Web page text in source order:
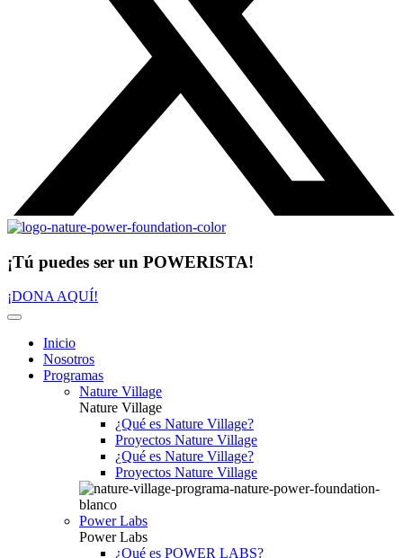
¡Tú puedes ser un POWERISTA!
¡DONA AQUÍ!
Inicio
Nosotros
Programas
Nature Village
Nature Village
¿Qué es Nature Village?
Proyectos Nature Village
¿Qué es Nature Village?
Proyectos Nature Village
Power Labs
Power Labs
¿Qué es POWER LABS?